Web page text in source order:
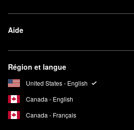
Aide
Région et langue
United States - English
Canada - English
Canada - Français